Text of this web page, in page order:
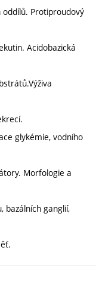
Protiproudový
Acidobazická
glykémie, vodního
Morfologie a
bazálních ganglií,